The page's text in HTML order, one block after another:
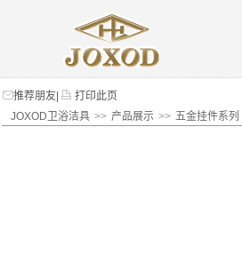
推荐朋友
打印此页
JOXOD卫浴洁具 >> 产品展示 >> 五金挂件系列